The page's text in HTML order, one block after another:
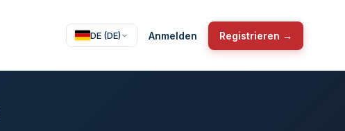
DE (DE) Anmelden Registrieren →